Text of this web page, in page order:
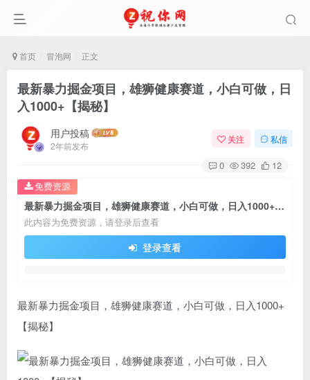
首页 冒泡网 正文
最新暴力掘金项目，雄狮健康赛道，小白可做，日
入1000+【揭秘】
用户投稿
2年前发布
关注 私信
0 392 12
最新暴力掘金项目，雄狮健康赛道，小白可做，日入1000+【揭秘】
此内容为免费资源，请登录后查看
登录查看
免费资源
最新暴力掘金项目，雄狮健康赛道，小白可做，日入1000+
【揭秘】